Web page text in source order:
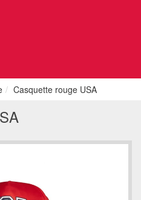
Casquette rouge USA